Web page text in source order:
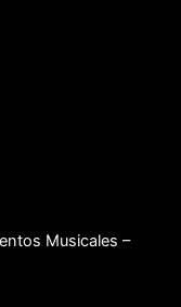
Musicales –